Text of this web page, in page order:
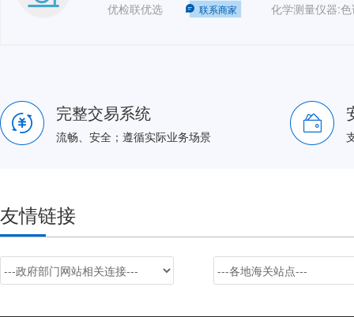
优检联优选 联系商家
完整交易系统
流畅、安全；遵循实际业务场景
友情链接